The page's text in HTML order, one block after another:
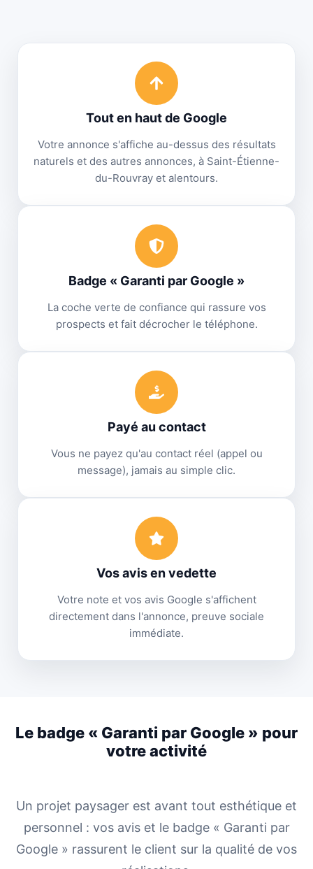
Tout en haut de Google
Votre annonce s'affiche au-dessus des résultats
naturels et des autres annonces, à Saint-Étienne-
du-Rouvray et alentours.
Badge « Garanti par Google »
La coche verte de confiance qui rassure vos
prospects et fait décrocher le téléphone.
Payé au contact
Vous ne payez qu'au contact réel (appel ou
message), jamais au simple clic.
Vos avis en vedette
Votre note et vos avis Google s'affichent
directement dans l'annonce, preuve sociale
immédiate.
Le badge « Garanti par Google » pour
votre activité
Un projet paysager est avant tout esthétique et
personnel : vos avis et le badge « Garanti par
Google » rassurent le client sur la qualité de vos